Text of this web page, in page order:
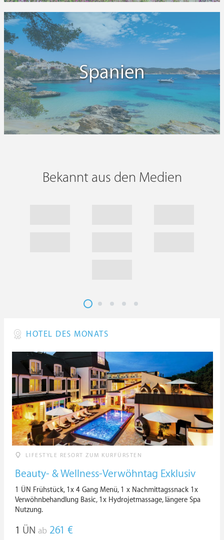
Spanien
Bekannt aus den Medien
HOTEL DES MONATS
LIFESTYLE RESORT ZUM KURFÜRSTEN
Beauty- & Wellness-Verwöhntag Exklusiv
1 ÜN Frühstück, 1x 4 Gang Menü, 1 x Nachmittagssnack 1x
Verwöhnbehandlung Basic, 1x Hydrojetmassage, längere Spa
Nutzung.
1 ÜN ab 261 €